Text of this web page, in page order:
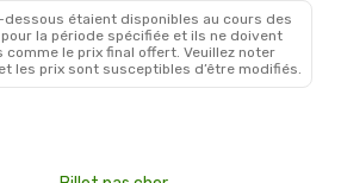
étaient disponibles au cours des
la période spécifiée et ils ne doivent
le prix final offert. Veuillez noter
les prix sont susceptibles d’être modifiés.